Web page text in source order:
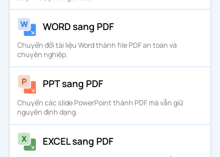
WORD sang PDF
Chuyển đổi tài liệu Word thành file PDF an toàn và
chuyên nghiệp.
PPT sang PDF
Chuyển các slide PowerPoint thành PDF mà vẫn giữ
nguyên định dạng.
EXCEL sang PDF